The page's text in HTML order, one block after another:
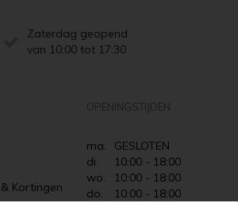
Zaterdag geopend
van 10:00 tot 17:30
Kortingen
OPENINGSTIJDEN
ma.
GESLOTEN
di.
10:00 - 18:00
wo.
10:00 - 18:00
do.
10:00 - 18:00